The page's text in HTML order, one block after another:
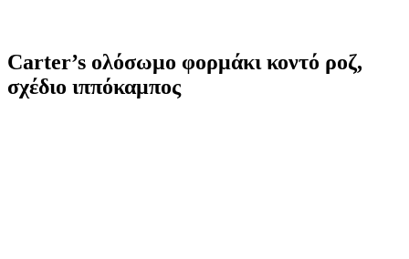
Carter’s ολόσωμο φορμάκι κοντό ροζ,
σχέδιο ιππόκαμπος